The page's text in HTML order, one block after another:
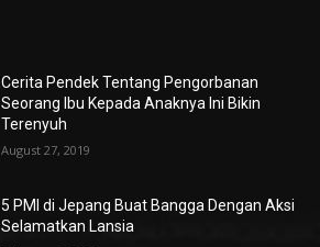
Cerita Pendek Tentang Pengorbanan
Seorang Ibu Kepada Anaknya Ini Bikin
Terenyuh
August 27, 2019
5 PMI di Jepang Buat Bangga Dengan Aksi
Selamatkan Lansia